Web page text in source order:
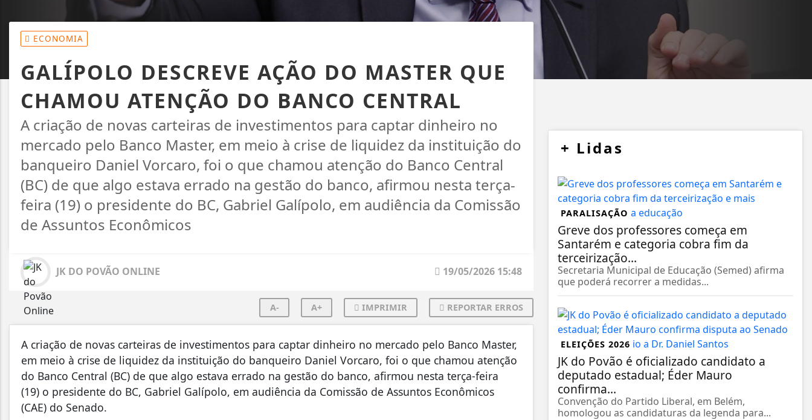
ECONOMIA
GALÍPOLO DESCREVE AÇÃO DO MASTER QUE
CHAMOU ATENÇÃO DO BANCO CENTRAL
A criação de novas carteiras de investimentos para captar dinheiro no
mercado pelo Banco Master, em meio à crise de liquidez da instituição do
banqueiro Daniel Vorcaro, foi o que chamou atenção do Banco Central
(BC) de que algo estava errado na gestão do banco, afirmou nesta terça-
feira (19) o presidente do BC, Gabriel Galípolo, em audiência da Comissão
de Assuntos Econômicos
JK DO POVÃO ONLINE 19/05/2026 15:48
A- A+ IMPRIMIR REPORTAR ERROS
A criação de novas carteiras de investimentos para captar dinheiro no mercado pelo Banco Master,
em meio à crise de liquidez da instituição do banqueiro Daniel Vorcaro, foi o que chamou atenção
do Banco Central (BC) de que algo estava errado na gestão do banco, afirmou nesta terça-feira
(19) o presidente do BC, Gabriel Galípolo, em audiência da Comissão de Assuntos Econômicos
(CAE) do Senado.
+ Lidas
PARALISAÇÃO
Greve dos professores começa em
Santarém e categoria cobra fim da
terceirização...
Secretaria Municipal de Educação (Semed) afirma
que poderá recorrer a medidas...
ELEIÇÕES 2026
JK do Povão é oficializado candidato a
deputado estadual; Éder Mauro
confirma...
Convenção do Partido Liberal, em Belém,
homologou as candidaturas da legenda para...